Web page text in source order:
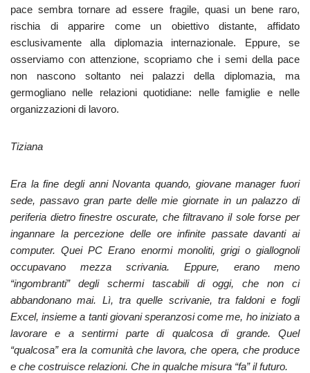
pace sembra tornare ad essere fragile, quasi un bene raro,
rischia di apparire come un obiettivo distante, affidato
esclusivamente alla diplomazia internazionale. Eppure, se
osserviamo con attenzione, scopriamo che i semi della pace
non nascono soltanto nei palazzi della diplomazia, ma
germogliano nelle relazioni quotidiane: nelle famiglie e nelle
organizzazioni di lavoro.
Tiziana
Era la fine degli anni Novanta quando, giovane manager fuori
sede, passavo gran parte delle mie giornate in un palazzo di
periferia dietro finestre oscurate, che filtravano il sole forse per
ingannare la percezione delle ore infinite passate davanti ai
computer. Quei PC Erano enormi monoliti, grigi o giallognoli
occupavano mezza scrivania. Eppure, erano meno
“ingombranti” degli schermi tascabili di oggi, che non ci
abbandonano mai. Lì, tra quelle scrivanie, tra faldoni e fogli
Excel, insieme a tanti giovani speranzosi come me, ho iniziato a
lavorare e a sentirmi parte di qualcosa di grande. Quel
“qualcosa” era la comunità che lavora, che opera, che produce
e che costruisce relazioni. Che in qualche misura “fa” il futuro.